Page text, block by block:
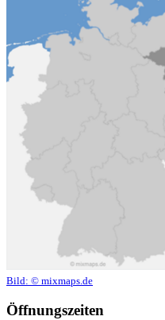
Bild: © mixmaps.de
Öffnungszeiten